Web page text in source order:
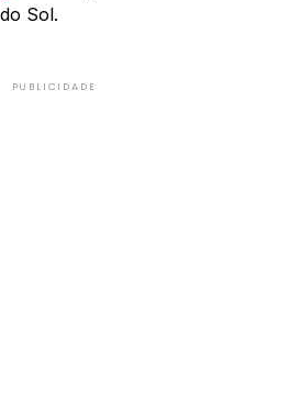
Sol.
PUBLICIDADE